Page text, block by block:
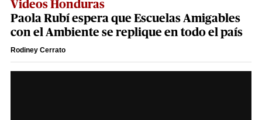
Videos Honduras
Paola Rubí espera que Escuelas Amigables
con el Ambiente se replique en todo el país
Rodiney Cerrato